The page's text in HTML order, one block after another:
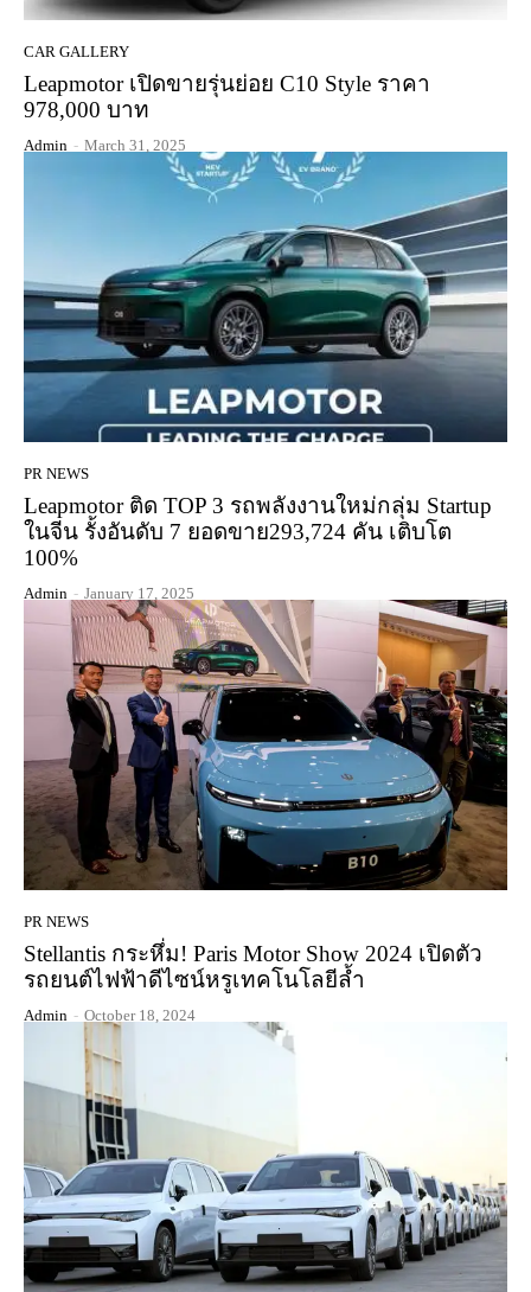
CAR GALLERY
Leapmotor เปิดขายรุ่นย่อย C10 Style ราคา
978,000 บาท
Admin - March 31, 2025
PR NEWS
Leapmotor ติด TOP 3 รถพลังงานใหม่กลุ่ม Startup
ในจีน รั้งอันดับ 7 ยอดขาย293,724 คัน เติบโต
100%
Admin - January 17, 2025
PR NEWS
Stellantis กระหึ่ม! Paris Motor Show 2024 เปิดตัว
รถยนต์ไฟฟ้าดีไซน์หรูเทคโนโลยีล้ำ
Admin - October 18, 2024